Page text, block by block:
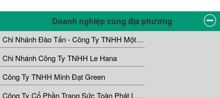
Doanh nghiệp cùng địa phương
Chi Nhánh Đào Tấn - Công Ty TNHH Một Thành Viên Y Học Cổ Truyền Azumaya
Chi Nhánh Công Ty TNHH Le Hana
Công Ty TNHH Minh Đạt Green
Công Ty Cổ Phần Trang Sức Toàn Phát Luxury